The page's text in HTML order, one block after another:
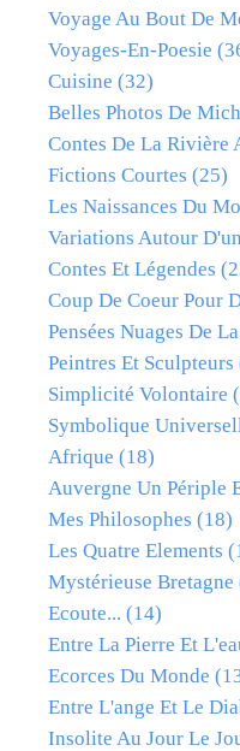
Voyage Au Bout De
Voyages-En-Poesie
Cuisine (32)
Belles Photos De
Contes De La Rivière
Fictions Courtes (25)
Les Naissances Du
Variations Autour
Contes Et Légendes
Coup De Coeur Pour
Pensées Nuages De
Peintres Et Sculpteurs
Simplicité Volontaire
Symbolique
Afrique (18)
Auvergne Un Périple
Mes Philosophes (18)
Les Quatre Elements
Mystérieuse Bretagne
Ecoute... (14)
Entre La Pierre Et
Ecorces Du Monde
Entre L'ange Et Le
Insolite Au Jour Le